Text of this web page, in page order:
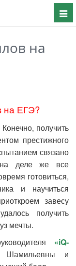
на
на ЕГЭ?
получить
престижного
связано
деле же все
готовиться,
и научиться
завесу
получить
мечты.
«iQ-
Шамильевны и